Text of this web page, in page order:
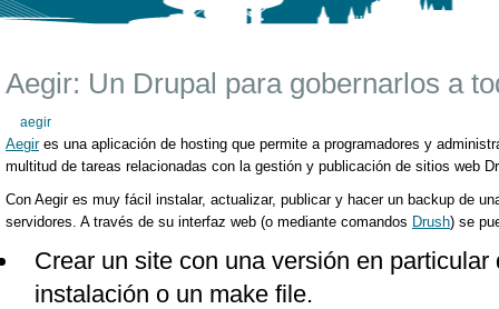
Aegir: Un Drupal para gobernarlos a
aegir
Aegires una aplicación de hosting que permite a programadores y
multitud de tareas relacionadas con la gestión y publicación de sitios web
Con Aegir es muy fácil instalar, actualizar, publicar y hacer un backup de
servidores. A través de su interfaz web (o mediante comandos Drush) se
Crear un site con una versión en
instalación o un make file.